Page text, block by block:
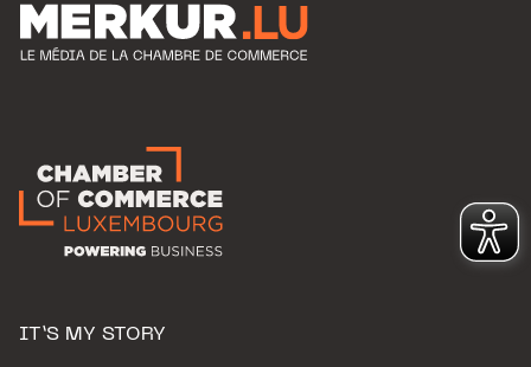
IT’S MY STORY